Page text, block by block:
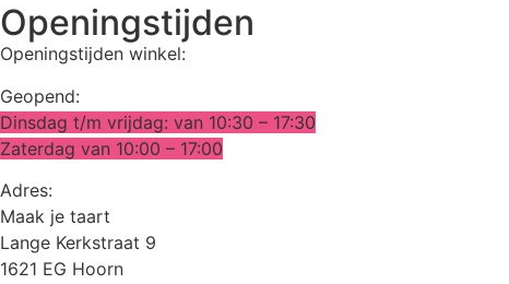
Openingstijden
Openingstijden winkel:
Geopend:
Dinsdag t/m vrijdag: van 10:30 – 17:30
Zaterdag van 10:00 – 17:00
Adres:
Maak je taart
Lange Kerkstraat 9
1621 EG Hoorn